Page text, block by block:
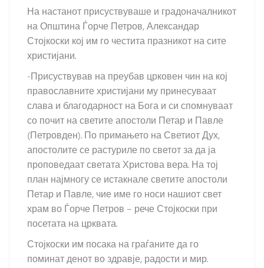
На настанот присуствуваше и градоначалникот
на Општина Ѓорче Петров, Александар
Стојкоски кој им го честита празникот на сите
христијани.
-Присуствував на преубав црковен чин на кој
православните христијани му принесуваат
слава и благодарност на Бога и си спомнуваат
со почит на светите апостоли Петар и Павле
(Петровден). По примањето на Светиот Дух,
апостолите се растуриле по светот за да ја
проповедаат светата Христова вера. На тој
план најмногу се истакнале светите апостоли
Петар и Павле, чие име го носи нашиот свет
храм во Ѓорче Петров – рече Стојкоски при
посетата на црквата.
Стојкоски им посака на граѓаните да го
поминат денот во здравје, радости и мир.